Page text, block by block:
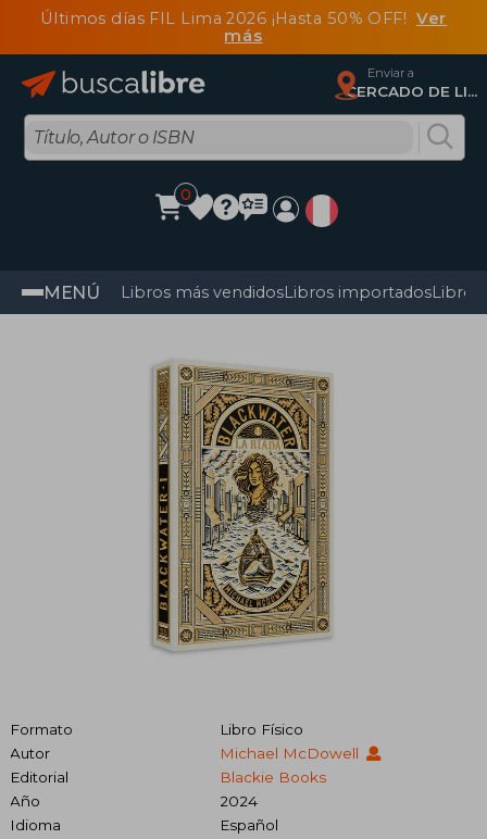
Últimos días FIL Lima 2026 ¡Hasta 50% OFF!Ver
más
Enviar a
CERCADO DE LIMA, Lima
0
MENÚ Libros más vendidosLibros importadosLibros
Formato
Libro Físico
Autor
Michael McDowell
Editorial
Blackie Books
Año
2024
Idioma
Español